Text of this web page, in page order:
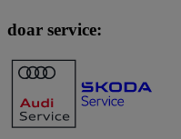
doar service: